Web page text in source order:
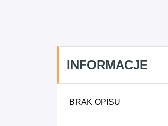
INFORMACJE
BRAK OPISU